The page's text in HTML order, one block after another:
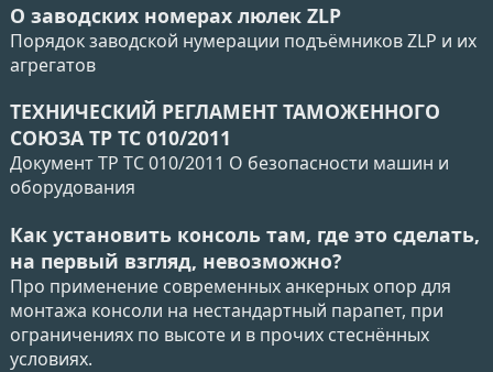
О заводских номерах люлек ZLP
Порядок заводской нумерации подъёмников ZLP и их
агрегатов
ТЕХНИЧЕСКИЙ РЕГЛАМЕНТ ТАМОЖЕННОГО
СОЮЗА ТР ТС 010/2011
Документ ТР ТС 010/2011 О безопасности машин и
оборудования
Как установить консоль там, где это сделать,
на первый взгляд, невозможно?
Про применение современных анкерных опор для
монтажа консоли на нестандартный парапет, при
ограничениях по высоте и в прочих стеснённых
условиях.